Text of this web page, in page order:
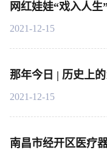
网红娃娃“戏入人生
2021-12-15
那年今日 | 历史上
2021-12-15
南昌市经开区医疗